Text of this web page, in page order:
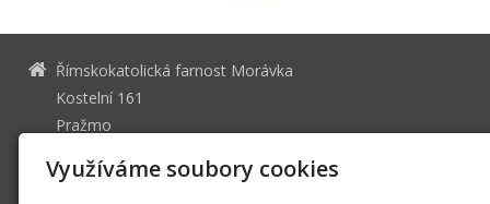
Římskokatolická farnost Morávka
Kostelní 161
Pražmo
49591126
Využíváme soubory cookies